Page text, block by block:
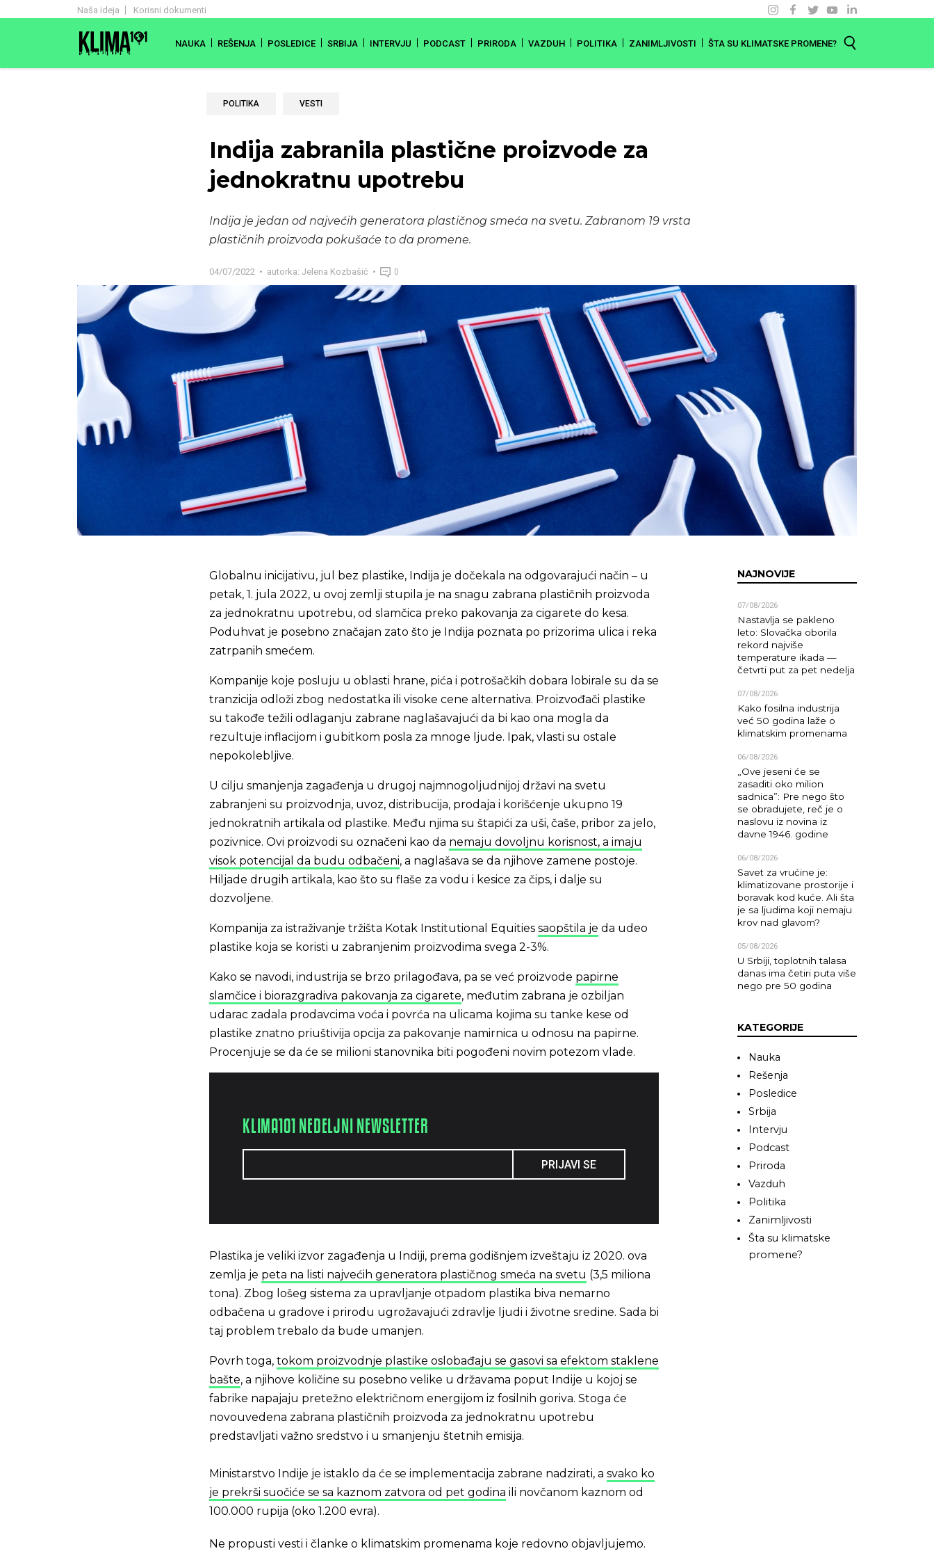
Naša ideja Korisni dokumenti
NAUKA REŠENJA POSLEDICE SRBIJA INTERVJU PODCAST PRIRODA VAZDUH POLITIKA ZANIMLJIVOSTI ŠTA SU KLIMATSKE PROMENE?
POLITIKA VESTI
Indija zabranila plastične proizvode za
jednokratnu upotrebu
Indija je jedan od najvećih generatora plastičnog smeća na svetu. Zabranom 19 vrsta
plastičnih proizvoda pokušaće to da promene.
04/07/2022 autorka: Jelena Kozbašić 0
Globalnu inicijativu, jul bez plastike, Indija je dočekala na odgovarajući način – u
petak, 1. jula 2022, u ovoj zemlji stupila je na snagu zabrana plastičnih proizvoda
za jednokratnu upotrebu, od slamčica preko pakovanja za cigarete do kesa.
Poduhvat je posebno značajan zato što je Indija poznata po prizorima ulica i reka
zatrpanih smećem.
Kompanije koje posluju u oblasti hrane, pića i potrošačkih dobara lobirale su da se
tranzicija odloži zbog nedostatka ili visoke cene alternativa. Proizvođači plastike
su takođe težili odlaganju zabrane naglašavajući da bi kao ona mogla da
rezultuje inflacijom i gubitkom posla za mnoge ljude. Ipak, vlasti su ostale
nepokolebljive.
U cilju smanjenja zagađenja u drugoj najmnogoljudnijoj državi na svetu
zabranjeni su proizvodnja, uvoz, distribucija, prodaja i korišćenje ukupno 19
jednokratnih artikala od plastike. Među njima su štapići za uši, čaše, pribor za jelo,
pozivnice. Ovi proizvodi su označeni kao da nemaju dovoljnu korisnost, a imaju
visok potencijal da budu odbačeni, a naglašava se da njihove zamene postoje.
Hiljade drugih artikala, kao što su flaše za vodu i kesice za čips, i dalje su
dozvoljene.
Kompanija za istraživanje tržišta Kotak Institutional Equities saopštila je da udeo
plastike koja se koristi u zabranjenim proizvodima svega 2-3%.
Kako se navodi, industrija se brzo prilagođava, pa se već proizvode papirne
slamčice i biorazgradiva pakovanja za cigarete, međutim zabrana je ozbiljan
udarac zadala prodavcima voća i povrća na ulicama kojima su tanke kese od
plastike znatno priuštivija opcija za pakovanje namirnica u odnosu na papirne.
Procenjuje se da će se milioni stanovnika biti pogođeni novim potezom vlade.
KLIMA101 NEDELJNI NEWSLETTER
PRIJAVI SE
Plastika je veliki izvor zagađenja u Indiji, prema godišnjem izveštaju iz 2020. ova
zemlja je peta na listi najvećih generatora plastičnog smeća na svetu (3,5 miliona
tona). Zbog lošeg sistema za upravljanje otpadom plastika biva nemarno
odbačena u gradove i prirodu ugrožavajući zdravlje ljudi i životne sredine. Sada bi
taj problem trebalo da bude umanjen.
Povrh toga, tokom proizvodnje plastike oslobađaju se gasovi sa efektom staklene
bašte, a njihove količine su posebno velike u državama poput Indije u kojoj se
fabrike napajaju pretežno električnom energijom iz fosilnih goriva. Stoga će
novouvedena zabrana plastičnih proizvoda za jednokratnu upotrebu
predstavljati važno sredstvo i u smanjenju štetnih emisija.
Ministarstvo Indije je istaklo da će se implementacija zabrane nadzirati, a svako ko
je prekrši suočiće se sa kaznom zatvora od pet godina ili novčanom kaznom od
100.000 rupija (oko 1.200 evra).
Ne propusti vesti i članke o klimatskim promenama koje redovno objavljujemo.
NAJNOVIJE
07/08/2026
Nastavlja se pakleno
leto: Slovačka oborila
rekord najviše
temperature ikada —
četvrti put za pet nedelja
07/08/2026
Kako fosilna industrija
već 50 godina laže o
klimatskim promenama
06/08/2026
„Ove jeseni će se
zasaditi oko milion
sadnica”: Pre nego što
se obradujete, reč je o
naslovu iz novina iz
davne 1946. godine
06/08/2026
Savet za vrućine je:
klimatizovane prostorije i
boravak kod kuće. Ali šta
je sa ljudima koji nemaju
krov nad glavom?
05/08/2026
U Srbiji, toplotnih talasa
danas ima četiri puta više
nego pre 50 godina
KATEGORIJE
Nauka
Rešenja
Posledice
Srbija
Intervju
Podcast
Priroda
Vazduh
Politika
Zanimljivosti
Šta su klimatske
promene?